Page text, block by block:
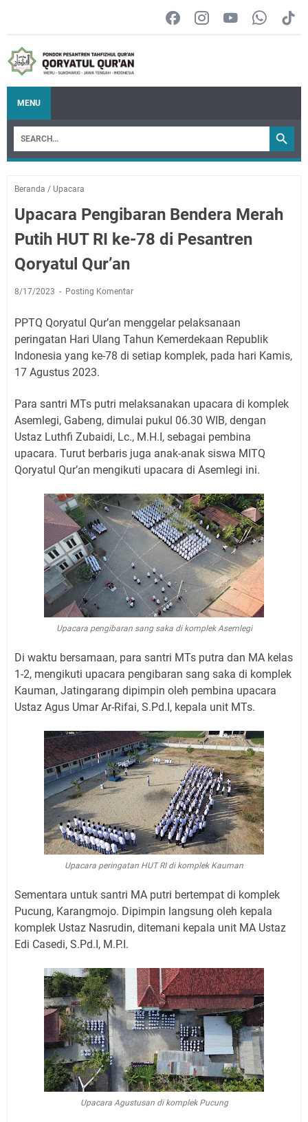
MENU
Beranda / Upacara
Upacara Pengibaran Bendera Merah
Putih HUT RI ke-78 di Pesantren
Qoryatul Qur’an
8/17/2023 Posting Komentar
PPTQ Qoryatul Qur’an menggelar pelaksanaan
peringatan Hari Ulang Tahun Kemerdekaan Republik
Indonesia yang ke-78 di setiap komplek, pada hari Kamis,
17 Agustus 2023.
Para santri MTs putri melaksanakan upacara di komplek
Asemlegi, Gabeng, dimulai pukul 06.30 WIB, dengan
Ustaz Luthfi Zubaidi, Lc., M.H.I, sebagai pembina
upacara. Turut berbaris juga anak-anak siswa MITQ
Qoryatul Qur’an mengikuti upacara di Asemlegi ini.
Upacara pengibaran sang saka di komplek Asemlegi
Di waktu bersamaan, para santri MTs putra dan MA kelas
1-2, mengikuti upacara pengibaran sang saka di komplek
Kauman, Jatingarang dipimpin oleh pembina upacara
Ustaz Agus Umar Ar-Rifai, S.Pd.I, kepala unit MTs.
Upacara peringatan HUT RI di komplek Kauman
Sementara untuk santri MA putri bertempat di komplek
Pucung, Karangmojo. Dipimpin langsung oleh kepala
komplek Ustaz Nasrudin, ditemani kepala unit MA Ustaz
Edi Casedi, S.Pd.I, M.P.I.
Upacara Agustusan di komplek Pucung